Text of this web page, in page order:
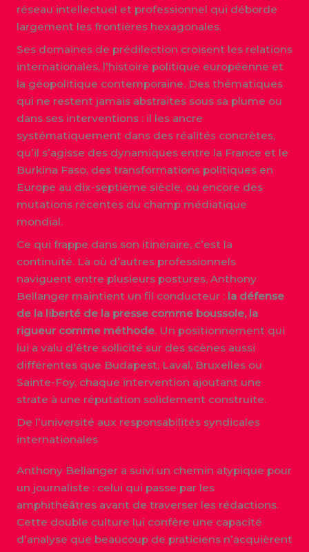
réseau intellectuel et professionnel qui déborde
largement les frontières hexagonales.
Ses domaines de prédilection croisent les relations
internationales, l’histoire politique européenne et
la géopolitique contemporaine. Des thématiques
qui ne restent jamais abstraites sous sa plume ou
dans ses interventions : il les ancre
systématiquement dans des réalités concrètes,
qu’il s’agisse des dynamiques entre la France et le
Burkina Faso, des transformations politiques en
Europe au dix-septième siècle, ou encore des
mutations récentes du champ médiatique
mondial.
Ce qui frappe dans son itinéraire, c’est la
continuité. Là où d’autres professionnels
naviguent entre plusieurs postures, Anthony
Bellanger maintient un fil conducteur : la défense
de la liberté de la presse comme boussole, la
rigueur comme méthode. Un positionnement qui
lui a valu d’être sollicité sur des scènes aussi
différentes que Budapest, Laval, Bruxelles ou
Sainte-Foy, chaque intervention ajoutant une
strate à une réputation solidement construite.
De l’université aux responsabilités syndicales
internationales
Anthony Bellanger a suivi un chemin atypique pour
un journaliste : celui qui passe par les
amphithéâtres avant de traverser les rédactions.
Cette double culture lui confère une capacité
d’analyse que beaucoup de praticiens n’acquièrent